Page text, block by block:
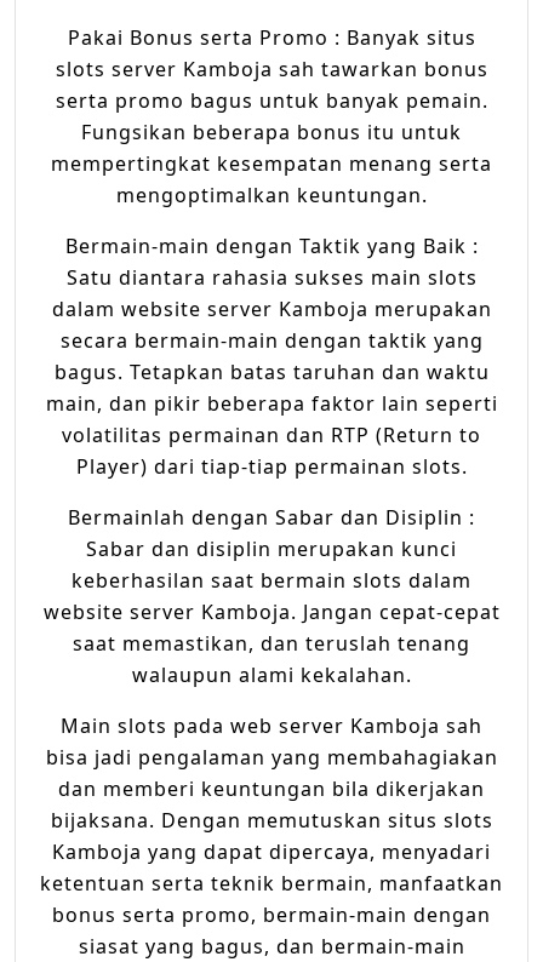
Pakai Bonus serta Promo : Banyak situs
slots server Kamboja sah tawarkan bonus
serta promo bagus untuk banyak pemain.
Fungsikan beberapa bonus itu untuk
mempertingkat kesempatan menang serta
mengoptimalkan keuntungan.
Bermain-main dengan Taktik yang Baik :
Satu diantara rahasia sukses main slots
dalam website server Kamboja merupakan
secara bermain-main dengan taktik yang
bagus. Tetapkan batas taruhan dan waktu
main, dan pikir beberapa faktor lain seperti
volatilitas permainan dan RTP (Return to
Player) dari tiap-tiap permainan slots.
Bermainlah dengan Sabar dan Disiplin :
Sabar dan disiplin merupakan kunci
keberhasilan saat bermain slots dalam
website server Kamboja. Jangan cepat-cepat
saat memastikan, dan teruslah tenang
walaupun alami kekalahan.
Main slots pada web server Kamboja sah
bisa jadi pengalaman yang membahagiakan
dan memberi keuntungan bila dikerjakan
bijaksana. Dengan memutuskan situs slots
Kamboja yang dapat dipercaya, menyadari
ketentuan serta teknik bermain, manfaatkan
bonus serta promo, bermain-main dengan
siasat yang bagus, dan bermain-main